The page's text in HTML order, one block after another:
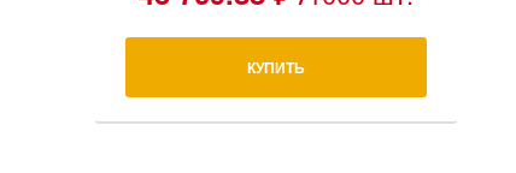
КУПИТЬ